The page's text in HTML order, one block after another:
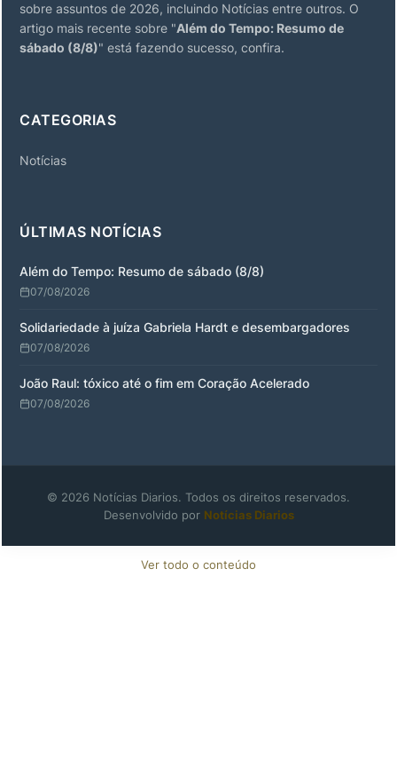
sobre assuntos de 2026, incluindo Notícias entre outros. O
artigo mais recente sobre "Além do Tempo: Resumo de
sábado (8/8)" está fazendo sucesso, confira.
CATEGORIAS
Notícias
ÚLTIMAS NOTÍCIAS
Além do Tempo: Resumo de sábado (8/8)
07/08/2026
Solidariedade à juíza Gabriela Hardt e desembargadores
07/08/2026
João Raul: tóxico até o fim em Coração Acelerado
07/08/2026
© 2026 Notícias Diarios. Todos os direitos reservados.
Desenvolvido por Notícias Diarios
Ver todo o conteúdo